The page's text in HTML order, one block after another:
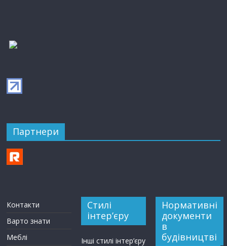
Партнери
Контакти
Варто знати
Меблі
Стилі
інтер’єру
Інші стилі інтер’єру
Нормативні
документи
в
будівництві